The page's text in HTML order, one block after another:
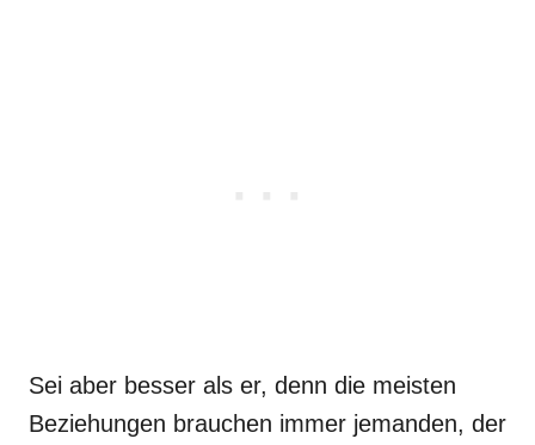
Sei aber besser als er, denn die meisten
Beziehungen brauchen immer jemanden, der